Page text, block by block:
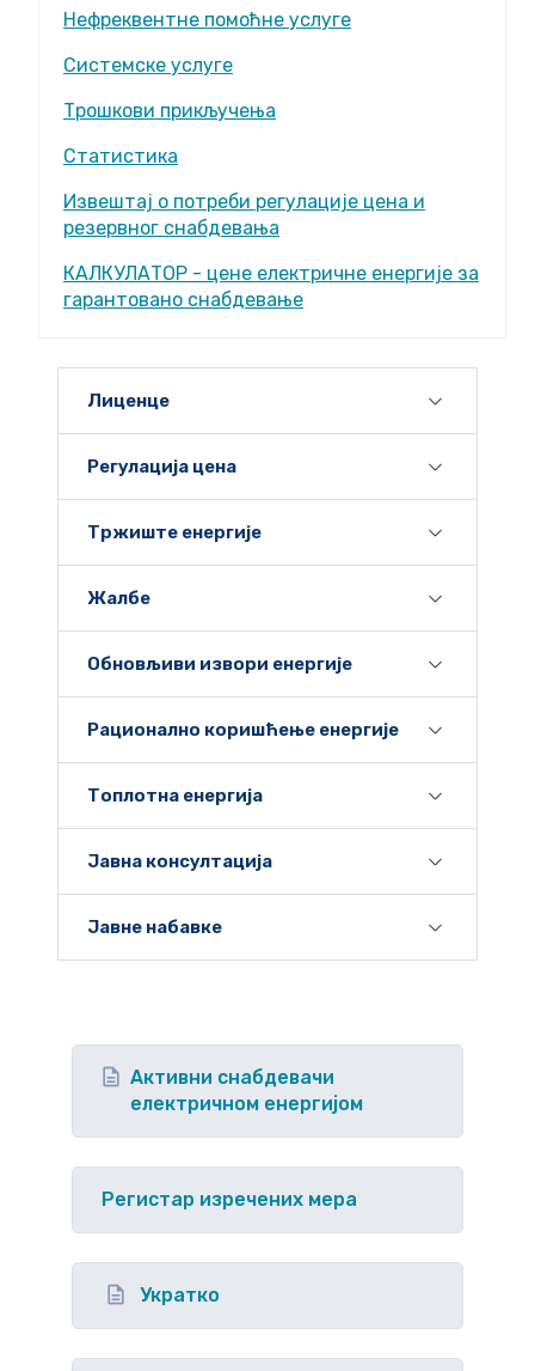
Нефреквентне помоћне услуге
Системске услуге
Трошкови прикључења
Статистика
Извештај о потреби регулације цена и
резервног снабдевања
КАЛКУЛАТОР - цене електричне енергије за
гарантовано снабдевање
Лиценце
Регулација цена
Тржиште енергије
Жалбе
Обновљиви извори енергије
Рационално коришћење енергије
Топлотна енергија
Јавна консултација
Јавне набавке
Активни снабдевачи
електричном енергијом
Регистар изречених мера
Укратко